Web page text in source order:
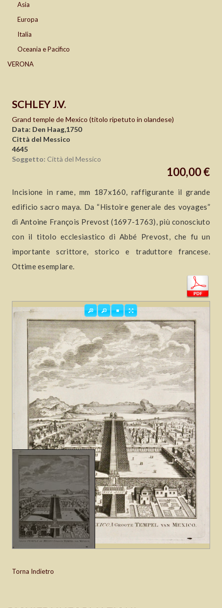
Asia
Europa
Italia
Oceania e Pacifico
VERONA
SCHLEY J.V.
Grand temple de Mexico (titolo ripetuto in olandese)
Data: Den Haag,1750
Città del Messico
4645
Soggetto: Città del Messico
100,00 €
Incisione in rame, mm 187x160, raffigurante il grande
edificio sacro maya. Da “Histoire generale des voyages”
di Antoine François Prevost (1697-1763), più conosciuto
con il titolo ecclesiastico di Abbé Prevost, che fu un
importante scrittore, storico e traduttore francese.
Ottime esemplare.
Torna Indietro